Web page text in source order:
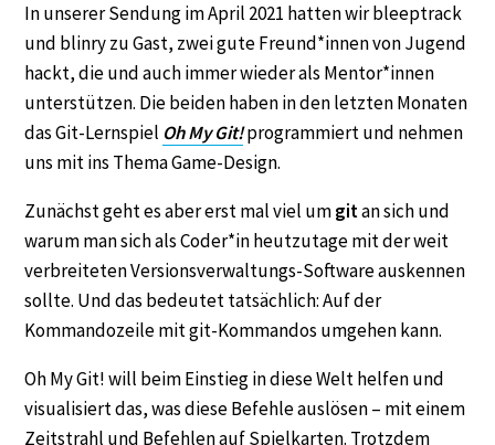
In unserer Sendung im April 2021 hatten wir bleeptrack
und blinry zu Gast, zwei gute Freund*innen von Jugend
hackt, die und auch immer wieder als Mentor*innen
unterstützen. Die beiden haben in den letzten Monaten
das Git-Lernspiel Oh My Git!programmiert und nehmen
uns mit ins Thema Game-Design.
Zunächst geht es aber erst mal viel umgitan sich und
warum man sich als Coder*in heutzutage mit der weit
verbreiteten Versionsverwaltungs-Software auskennen
sollte. Und das bedeutet tatsächlich: Auf der
Kommandozeile mit git-Kommandos umgehen kann.
Oh My Git! will beim Einstieg in diese Welt helfen und
visualisiert das, was diese Befehle auslösen – mit einem
Zeitstrahl und Befehlen auf Spielkarten. Trotzdem